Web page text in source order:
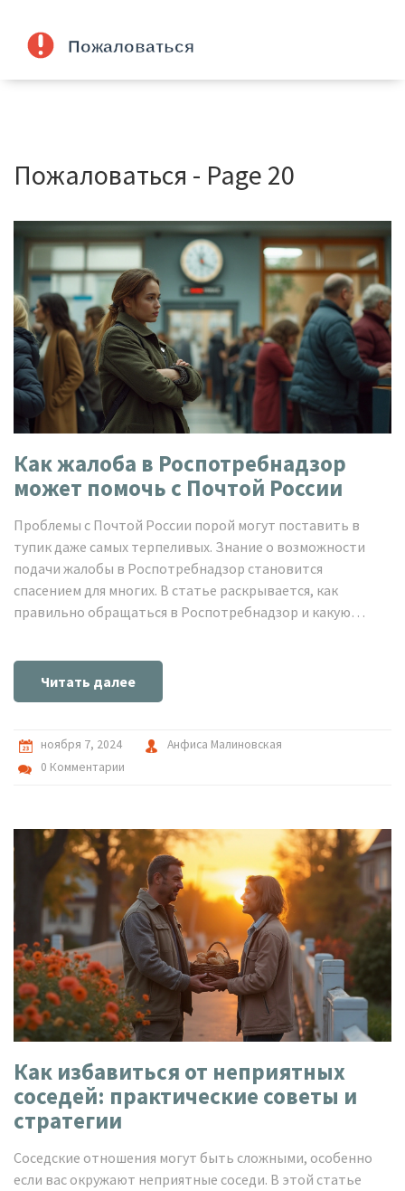
Пожаловаться - Page 20
Как жалоба в Роспотребнадзор
может помочь с Почтой России
Проблемы с Почтой России порой могут поставить в
тупик даже самых терпеливых. Знание о возможности
подачи жалобы в Роспотребнадзор становится
спасением для многих. В статье раскрывается, как
правильно обращаться в Роспотребнадзор и какую
справедливости.
Читать далее
ноября 7, 2024
Анфиса Малиновская
0 Комментарии
Как избавиться от неприятных
соседей: практические советы и
стратегии
Соседские отношения могут быть сложными, особенно
если вас окружают неприятные соседи. В этой статье